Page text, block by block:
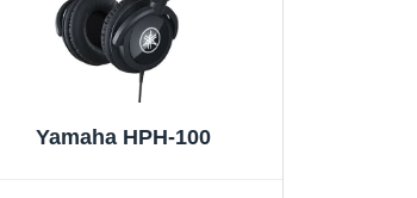
Yamaha HPH-100